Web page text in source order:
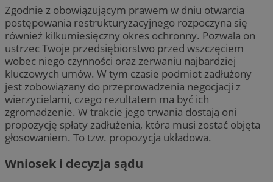
Zgodnie z obowiązującym prawem w dniu otwarcia
postępowania restrukturyzacyjnego rozpoczyna się
również kilkumiesięczny okres ochronny. Pozwala on
ustrzec Twoje przedsiębiorstwo przed wszczęciem
wobec niego czynności oraz zerwaniu najbardziej
kluczowych umów. W tym czasie podmiot zadłużony
jest zobowiązany do przeprowadzenia negocjacji z
wierzycielami, czego rezultatem ma być ich
zgromadzenie. W trakcie jego trwania dostają oni
propozycję spłaty zadłużenia, która musi zostać objęta
głosowaniem. To tzw. propozycja układowa.
Wniosek i decyzja sądu